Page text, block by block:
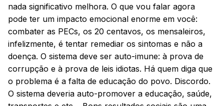
nada significativo melhora. O que vou falar agora
pode ter um impacto emocional enorme em você:
combater as PECs, os 20 centavos, os mensaleiros,
infelizmente, é tentar remediar os sintomas e não a
doença. O sistema deve ser auto-imune: à prova de
corrupção e à prova de leis idiotas. Há quem diga que
o problema é a falta de educação do povo. Discordo.
O sistema deveria auto-promover a educação, saúde,